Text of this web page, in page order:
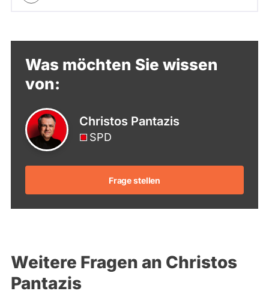
Was möchten Sie wissen
von:
Christos Pantazis
SPD
Frage stellen
Weitere Fragen an Christos
Pantazis